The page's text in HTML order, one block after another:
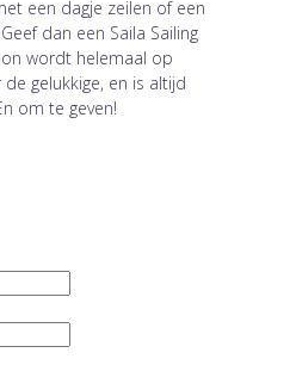
een dagje zeilen of een
dan een Saila Sailing
wordt helemaal op
gelukkige, en is altijd
om te geven!